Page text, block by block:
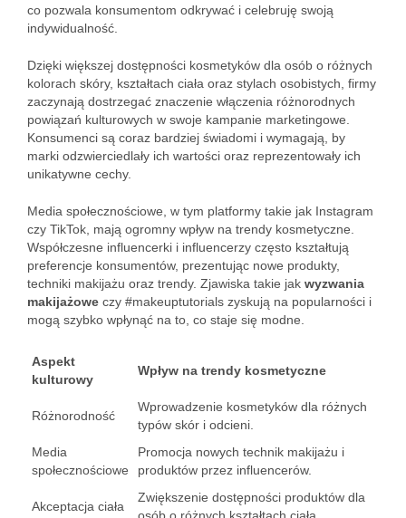
co pozwala konsumentom odkrywać i celebruję swoją
indywidualność.
Dzięki większej dostępności kosmetyków dla osób o różnych
kolorach skóry, kształtach ciała oraz stylach osobistych, firmy
zaczynają dostrzegać znaczenie włączenia różnorodnych
powiązań kulturowych w swoje kampanie marketingowe.
Konsumenci są coraz bardziej świadomi i wymagają, by
marki odzwierciedlały ich wartości oraz reprezentowały ich
unikatywne cechy.
Media społecznościowe, w tym platformy takie jak Instagram
czy TikTok, mają ogromny wpływ na trendy kosmetyczne.
Współczesne influencerki i influencerzy często kształtują
preferencje konsumentów, prezentując nowe produkty,
techniki makijażu oraz trendy. Zjawiska takie jak wyzwania
makijażowe czy #makeuptutorials zyskują na popularności i
mogą szybko wpłynąć na to, co staje się modne.
Aspekt
kulturowy
Wpływ na trendy kosmetyczne
Różnorodność
Wprowadzenie kosmetyków dla różnych
typów skór i odcieni.
Media
społecznościowe
Promocja nowych technik makijażu i
produktów przez influencerów.
Akceptacja ciała
Zwiększenie dostępności produktów dla